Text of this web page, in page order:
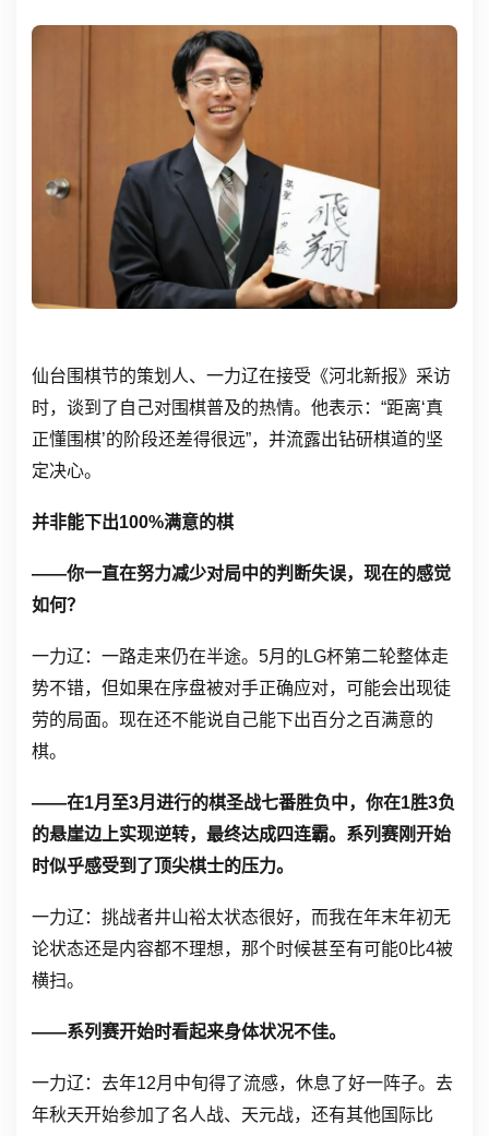
仙台围棋节的策划人、一力辽在接受《河北新报》采访
时，谈到了自己对围棋普及的热情。他表示：“距离‘真
正懂围棋’的阶段还差得很远”，并流露出钻研棋道的坚
定决心。
并非能下出100%满意的棋
——你一直在努力减少对局中的判断失误，现在的感觉
如何？
一力辽：一路走来仍在半途。5月的LG杯第二轮整体走
势不错，但如果在序盘被对手正确应对，可能会出现徒
劳的局面。现在还不能说自己能下出百分之百满意的
棋。
——在1月至3月进行的棋圣战七番胜负中，你在1胜3负
的悬崖边上实现逆转，最终达成四连霸。系列赛刚开始
时似乎感受到了顶尖棋士的压力。
一力辽：挑战者井山裕太状态很好，而我在年末年初无
论状态还是内容都不理想，那个时候甚至有可能0比4被
横扫。
——系列赛开始时看起来身体状况不佳。
一力辽：去年12月中旬得了流感，休息了好一阵子。去
年秋天开始参加了名人战、天元战，还有其他国际比